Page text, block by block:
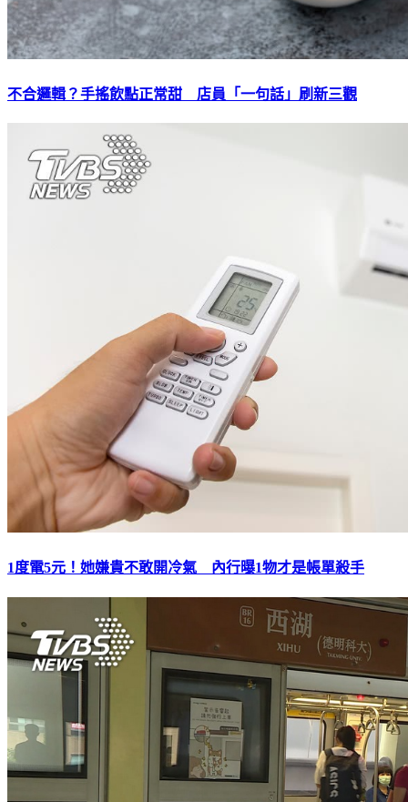
不合邏輯？手搖飲點正常甜 店員「一句話」刷新三觀
1度電5元！她嫌貴不敢開冷氣 內行曝1物才是帳單殺手